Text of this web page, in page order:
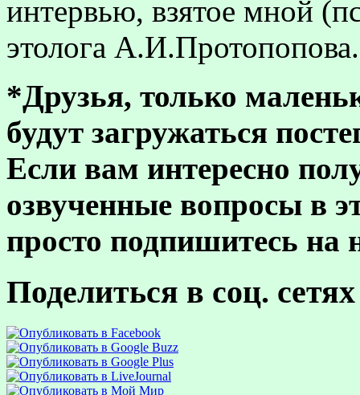
интервью, взятое мной
этолога А.И.Протопопова.
*Друзья, только
будут загружаться
Если вам интересно
озвученные вопросы в
просто подпишитесь на
Поделиться в соц. сетях